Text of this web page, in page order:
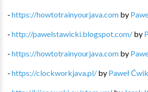
- https://howtotrainyourjava.com by
- http://pawelstawicki.blogspot.com/ by
- https://howtotrainyourjava.com by
- https://clockworkjava.pl/ by Paweł Ćwik